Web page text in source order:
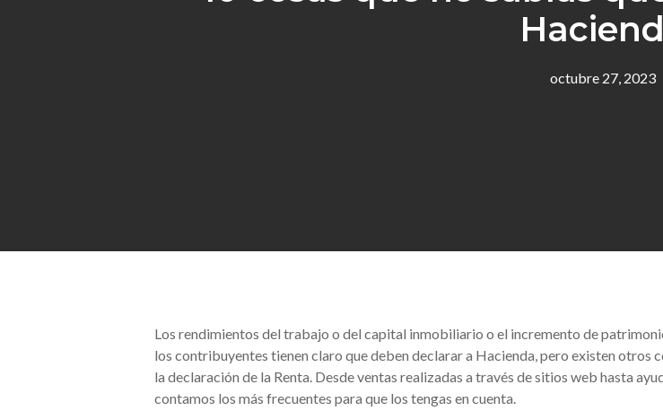
octubre 27, 2023
Los rendimientos del trabajo o del capital inmobiliario o el incremento de
los contribuyentes tienen claro que deben declarar a Hacienda, pero existen otros
la declaración de la Renta. Desde ventas realizadas a través de sitios web hasta
contamos los más frecuentes para que los tengas en cuenta.